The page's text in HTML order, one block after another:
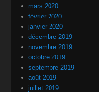
mars 2020
février 2020
janvier 2020
décembre 2019
novembre 2019
octobre 2019
septembre 2019
août 2019
juillet 2019